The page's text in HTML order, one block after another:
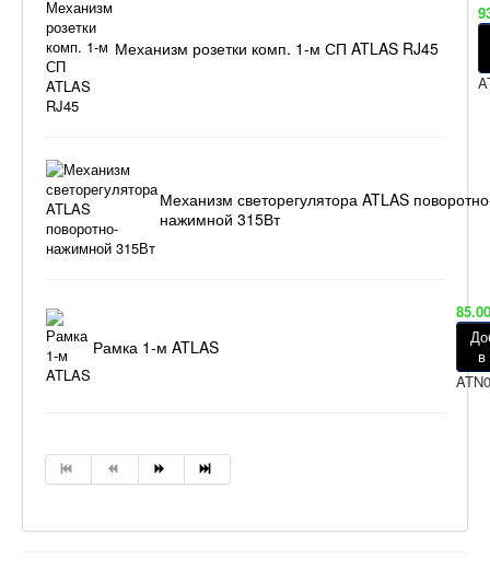
Механизм розетки комп. 1-м СП ATLAS RJ45
Механизм светорегулятора ATLAS
нажимной 315Вт
Рамка 1-м ATLAS
в